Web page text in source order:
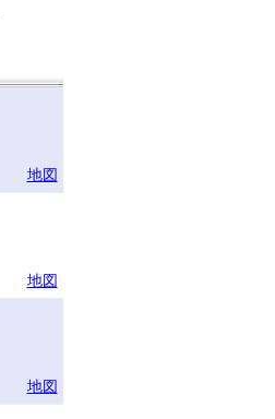
地図
地図
地図